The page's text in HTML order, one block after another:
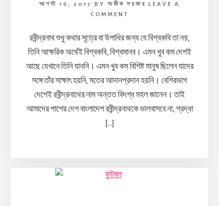
আগস্ট 16, 2017 BY অভীক সরকার
LEAVE A
COMMENT
রবীন্দ্রনাথ শুধু কথার সূত্রে বা উপাধির জন্য যে বিশ্বকবি তা নয়,
তিনি আক্ষরিক অর্থেই বিশ্বকবি, বিশ্বমানব। এমন খুব কম দেশই
আছে যেখানে তিনি যাননি। এমন খুব কম বিশিষ্ট মানুষ ছিলেন যাদের
সঙ্গে তাঁর সাক্ষাৎ হয়নি, মতের আদানপ্রদান হয়নি। বেশিরভাগ
দেশেই রবীন্দ্রনাথের নাম অন্তত বিদগ্ধ মহল জানেন। তাই
আমাদের পাশের দেশ বাংলাদেশ রবীন্দ্রনাথকে ভালবাসবে না, শ্রদ্ধা
[…]